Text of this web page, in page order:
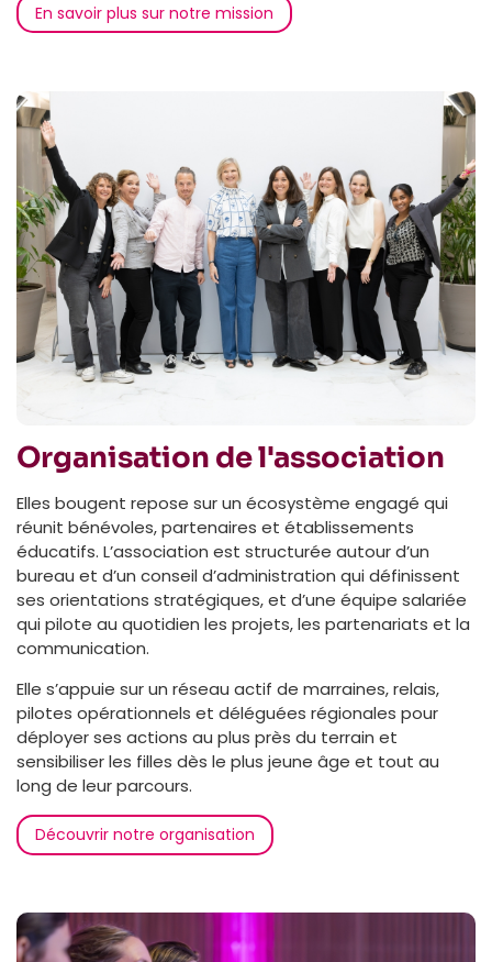
En savoir plus sur notre mission
Organisation de l'association
Elles bougent repose sur un écosystème engagé qui
réunit bénévoles, partenaires et établissements
éducatifs. L’association est structurée autour d’un
bureau et d’un conseil d’administration qui définissent
ses orientations stratégiques, et d’une équipe salariée
qui pilote au quotidien les projets, les partenariats et la
communication.
Elle s’appuie sur un réseau actif de marraines, relais,
pilotes opérationnels et déléguées régionales pour
déployer ses actions au plus près du terrain et
sensibiliser les filles dès le plus jeune âge et tout au
long de leur parcours.
Découvrir notre organisation